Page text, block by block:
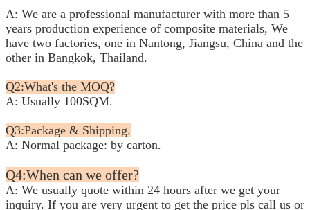
A: We are a professional manufacturer with more than 5
years production experience of composite materials, We
have two factories, one in Nantong, Jiangsu, China and the
other in Bangkok, Thailand.
Q2:What's the MOQ?
A: Usually 100SQM.
Q3:Package & Shipping.
A: Normal package: by carton.
Q4:When can we offer?
A: We usually quote within 24 hours after we get your
inquiry. If you are very urgent to get the price pls call us or